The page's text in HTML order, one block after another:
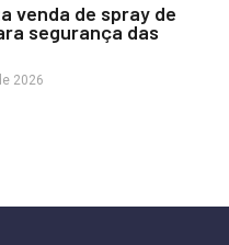
venda de spray de
segurança das
2026